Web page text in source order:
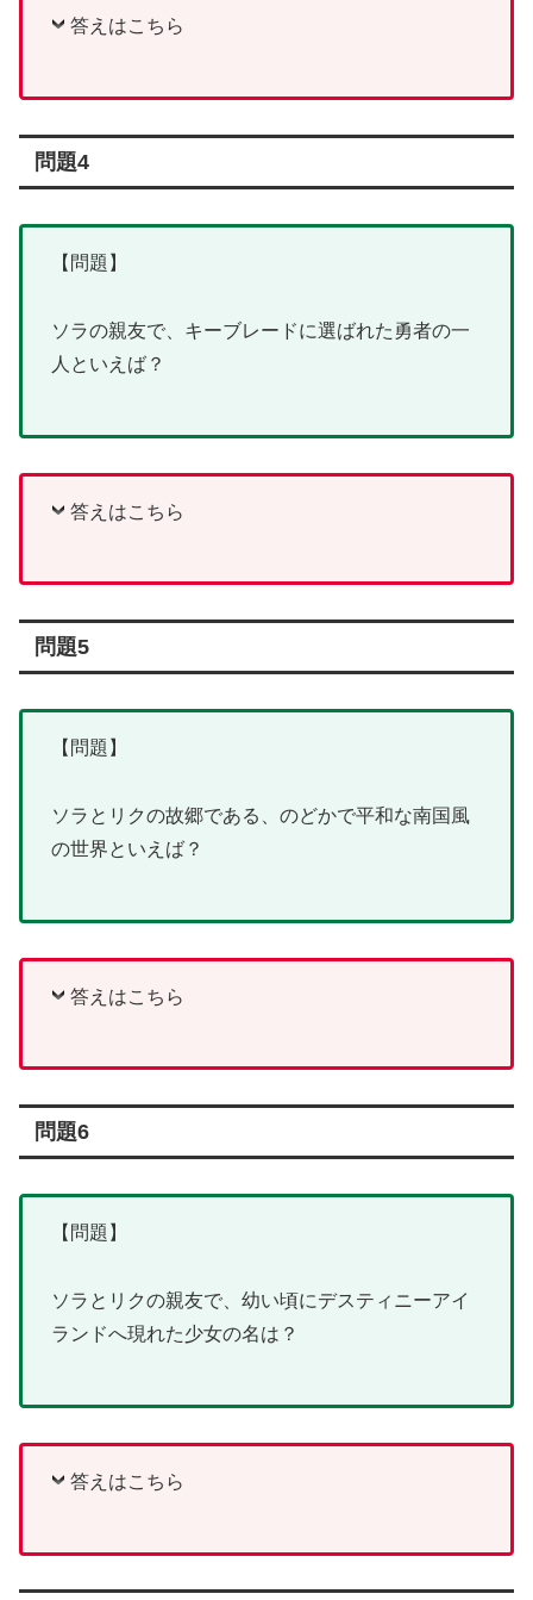
答えはこちら
問題4
【問題】
ソラの親友で、キーブレードに選ばれた勇者の一
人といえば？
答えはこちら
問題5
【問題】
ソラとリクの故郷である、のどかで平和な南国風
の世界といえば？
答えはこちら
問題6
【問題】
ソラとリクの親友で、幼い頃にデスティニーアイ
ランドへ現れた少女の名は？
答えはこちら